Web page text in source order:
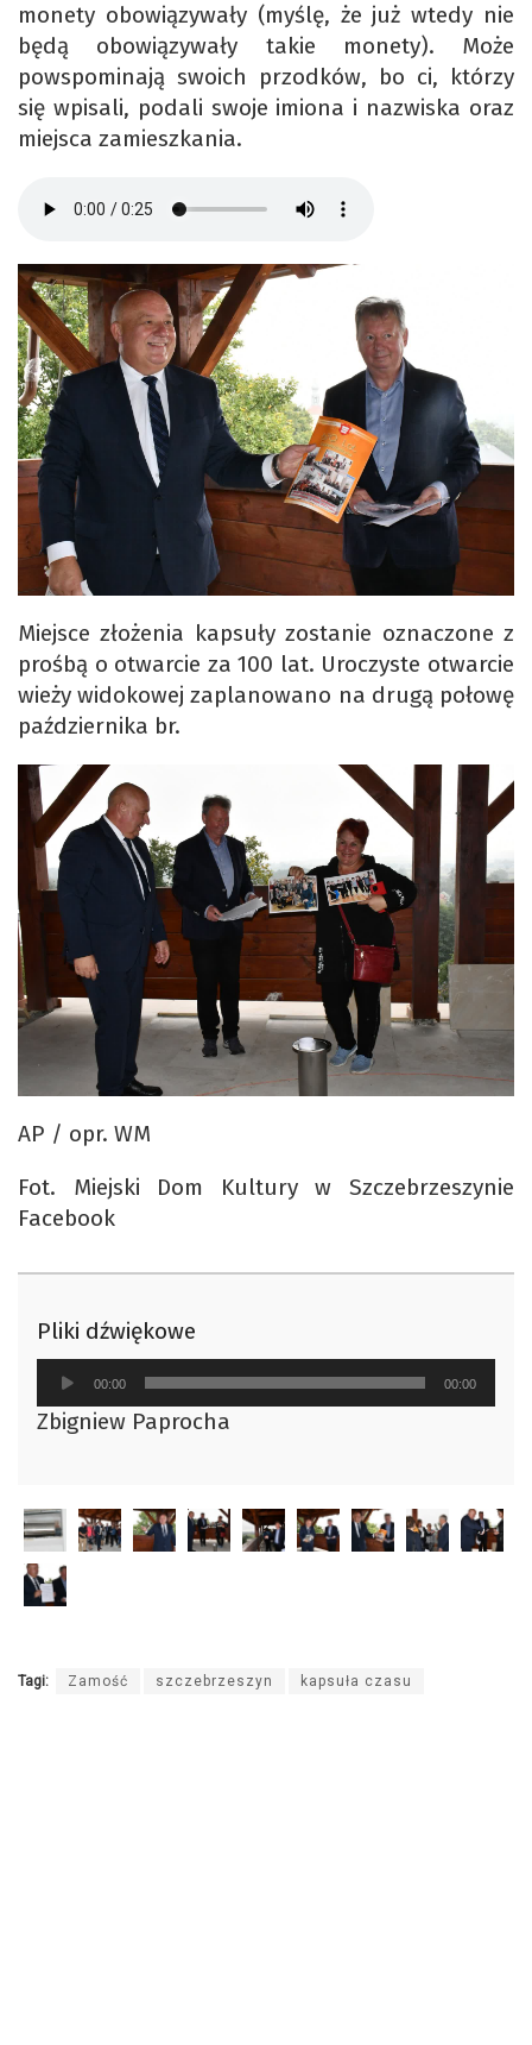
monety obowiązywały (myślę, że już wtedy nie
będą obowiązywały takie monety). Może
powspominają swoich przodków, bo ci, którzy
się wpisali, podali swoje imiona i nazwiska oraz
miejsca zamieszkania.
Miejsce złożenia kapsuły zostanie oznaczone z
prośbą o otwarcie za 100 lat. Uroczyste otwarcie
wieży widokowej zaplanowano na drugą połowę
października br.
AP / opr. WM
Fot. Miejski Dom Kultury w Szczebrzeszynie
Facebook
Pliki dźwiękowe
Odtwarzacz
plików
dźwiękowych
00:00 00:00
Zbigniew Paprocha
Tagi: Zamość szczebrzeszyn kapsuła czasu